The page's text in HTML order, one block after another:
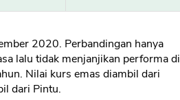
2020. Perbandingan hanya
lalu tidak menjanjikan performa di
Nilai kurs emas diambil dari
dari Pintu.